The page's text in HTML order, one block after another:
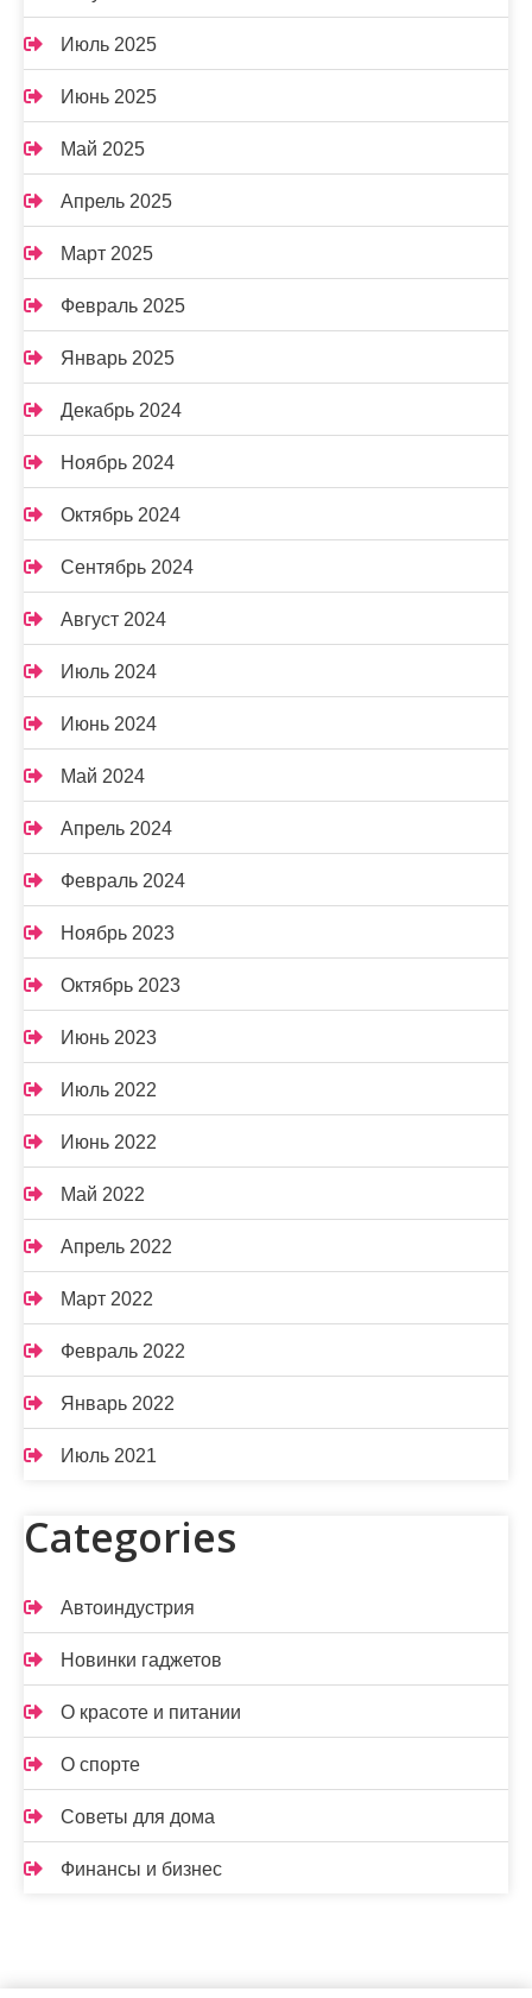
Июль 2025
Июнь 2025
Май 2025
Апрель 2025
Март 2025
Февраль 2025
Январь 2025
Декабрь 2024
Ноябрь 2024
Октябрь 2024
Сентябрь 2024
Август 2024
Июль 2024
Июнь 2024
Май 2024
Апрель 2024
Февраль 2024
Ноябрь 2023
Октябрь 2023
Июнь 2023
Июль 2022
Июнь 2022
Май 2022
Апрель 2022
Март 2022
Февраль 2022
Январь 2022
Июль 2021
Categories
Автоиндустрия
Новинки гаджетов
О красоте и питании
О спорте
Советы для дома
Финансы и бизнес